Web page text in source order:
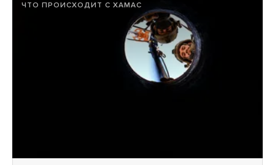
ЧТО ПРОИСХОДИТ С ХАМАС